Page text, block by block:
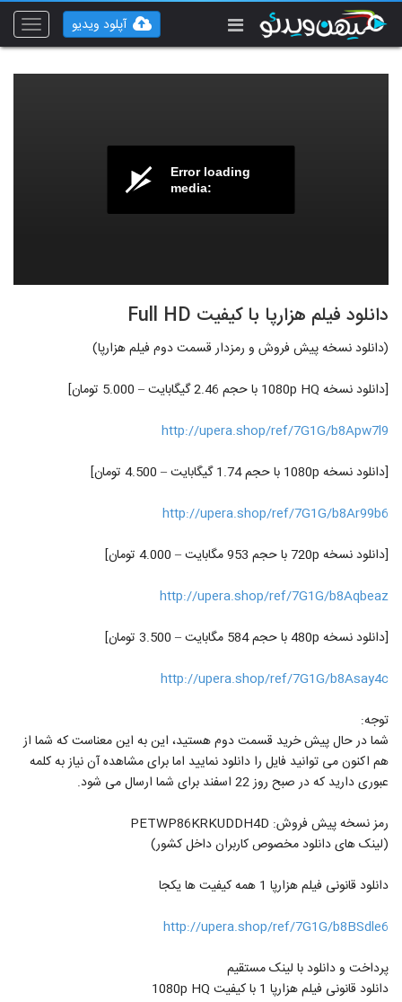
Toggle
آپلود ویدیو
Error loading
media:
دانلود فیلم هزارپا با کیفیت Full HD
(دانلود نسخه پیش فروش و رمزدار قسمت دوم فیلم هزارپا)
[دانلود نسخه 1080p HQ با حجم 2.46 گیگابایت – 5.000 تومان]
http://upera.shop/ref/7G1G/b8Apw7l9
[دانلود نسخه 1080p با حجم 1.74 گیگابایت – 4.500 تومان]
http://upera.shop/ref/7G1G/b8Ar99b6
[دانلود نسخه 720p با حجم 953 مگابایت – 4.000 تومان]
http://upera.shop/ref/7G1G/b8Aqbeaz
[دانلود نسخه 480p با حجم 584 مگابایت – 3.500 تومان]
http://upera.shop/ref/7G1G/b8Asay4c
توجه:
شما در حال پیش خرید قسمت دوم هستید، این به این معناست که شما از
هم اکنون می توانید فایل را دانلود نمایید اما برای مشاهده آن نیاز به کلمه
عبوری دارید که در صبح روز 22 اسفند برای شما ارسال می شود.
رمز نسخه پیش فروش: PETWP86KRKUDDH4D
(لینک های دانلود مخصوص کاربران داخل کشور)
دانلود قانونی فیلم هزارپا 1 همه کیفیت ها یکجا
http://upera.shop/ref/7G1G/b8BSdle6
پرداخت و دانلود با لینک مستقیم
دانلود قانونی فیلم هزارپا 1 با کیفیت 1080p HQ